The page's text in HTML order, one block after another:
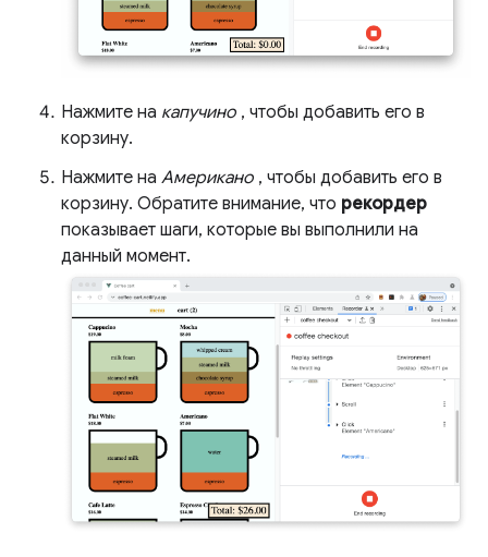
Нажмите на капучино , чтобы добавить его в
корзину.
Нажмите на Американо , чтобы добавить его в
корзину. Обратите внимание, что рекордер
показывает шаги, которые вы выполнили на
данный момент.